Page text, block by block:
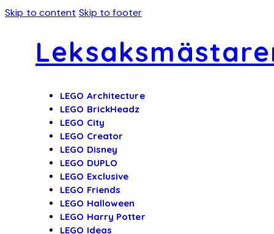
Skip to content Skip to footer
LEGO Architecture
LEGO BrickHeadz
LEGO City
LEGO Creator
LEGO Disney
LEGO DUPLO
LEGO Exclusive
LEGO Friends
LEGO Halloween
LEGO Harry Potter
LEGO Ideas